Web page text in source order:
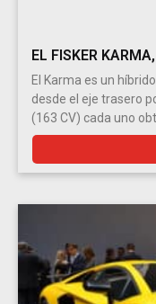
EL FISKER
El Karma es un
desde el eje trasero
(163 CV) cada uno